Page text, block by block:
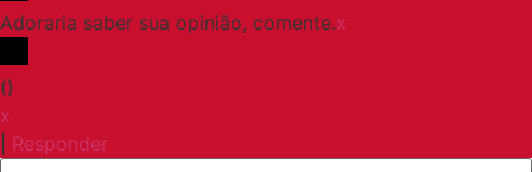
Adoraria saber sua opinião, comente.x
()
x
Responder